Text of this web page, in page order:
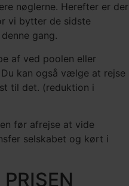
nøglerne. Herefter er der
vi bytter de sidste
gang.
af ved poolen eller
kan også vælge at rejse
til det. (reduktion i
før afrejse at vide
selskabet og kørt i